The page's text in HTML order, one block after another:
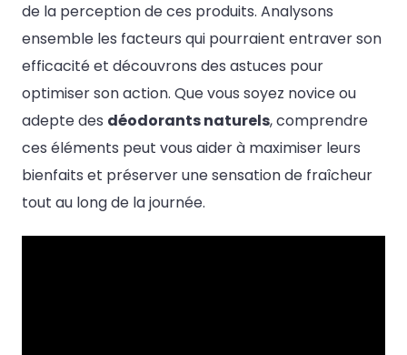
de la perception de ces produits. Analysons
ensemble les facteurs qui pourraient entraver son
efficacité et découvrons des astuces pour
optimiser son action. Que vous soyez novice ou
adepte des déodorants naturels, comprendre
ces éléments peut vous aider à maximiser leurs
bienfaits et préserver une sensation de fraîcheur
tout au long de la journée.